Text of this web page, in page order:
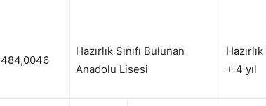
484,0046
Hazırlık Sınıfı Bulunan
Anadolu Lisesi
Hazırlık
+ 4 yıl